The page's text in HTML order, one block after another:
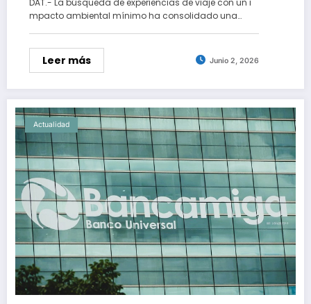
mpacto ambiental mínimo ha consolidado una…
Leer más Junio 2, 2026
Actualidad